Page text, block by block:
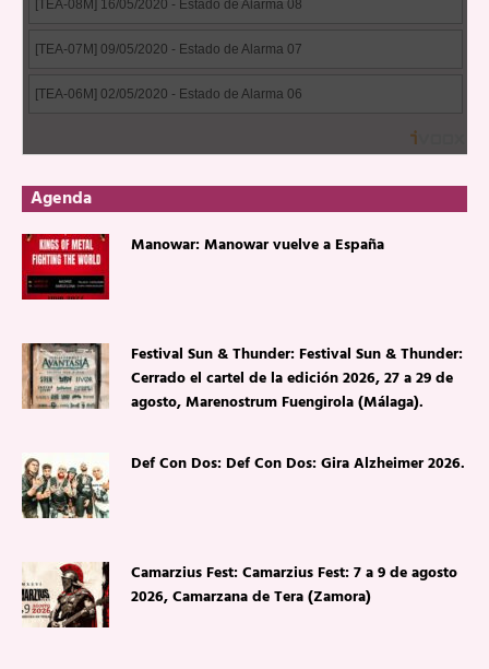
Agenda
Manowar: Manowar vuelve a España
Festival Sun & Thunder: Festival Sun & Thunder:
Cerrado el cartel de la edición 2026, 27 a 29 de
agosto, Marenostrum Fuengirola (Málaga).
Def Con Dos: Def Con Dos: Gira Alzheimer 2026.
Camarzius Fest: Camarzius Fest: 7 a 9 de agosto
2026, Camarzana de Tera (Zamora)